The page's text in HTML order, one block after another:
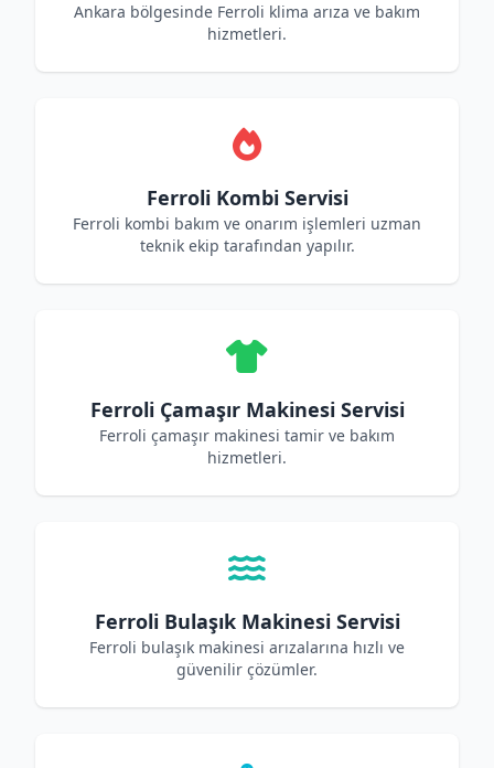
Ankara bölgesinde Ferroli klima arıza ve bakım
hizmetleri.
Ferroli Kombi Servisi
Ferroli kombi bakım ve onarım işlemleri uzman
teknik ekip tarafından yapılır.
Ferroli Çamaşır Makinesi Servisi
Ferroli çamaşır makinesi tamir ve bakım
hizmetleri.
Ferroli Bulaşık Makinesi Servisi
Ferroli bulaşık makinesi arızalarına hızlı ve
güvenilir çözümler.